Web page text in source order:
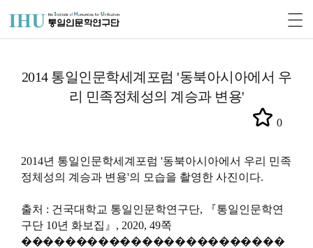
2014 통일인문학세계포럼 '동북아시아에서 우
리 민족정체성의 계승과 변용'
0
2014년 통일인문학세계포럼 '동북아시아에서 우리 민족
정체성의 계승과 변용'의 모습을 촬영한 사진이다.
출처 : 건국대학교 통일인문학연구단, 『통일인문학연
구단 10년 화보집』, 2020, 49쪽
������������������������